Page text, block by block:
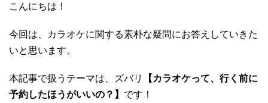
こんにちは！
今回は、カラオケに関する素朴な疑問にお答えしていきた
いと思います。
本記事で扱うテーマは、ズバリ
【カラオケって、行く前に
予約したほうがいいの？】 です！